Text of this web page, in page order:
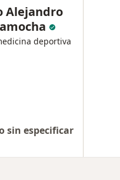
Alejandro
deportiva
sin especificar